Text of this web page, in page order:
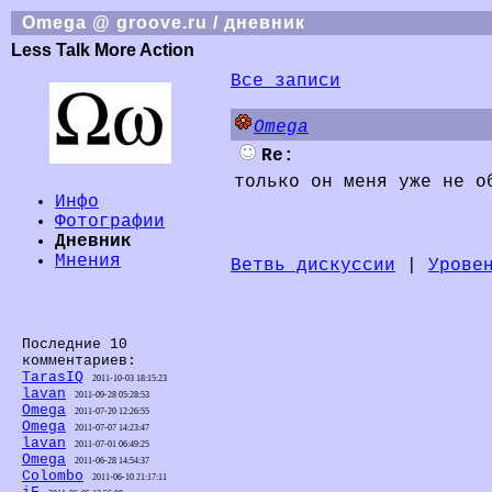
Omega @ groove.ru / дневник
Less Talk More Action
Инфо
Фотографии
Дневник
Мнения
Последние 10
комментариев:
TarasIQ
2011-10-03 18:15:23
lavan 2011-09-28 05:28:53
Omega 2011-07-20 12:26:55
Omega 2011-07-07 14:23:47
lavan 2011-07-01 06:49:25
Omega 2011-06-28 14:54:37
Colombo 2011-06-10 21:17:11
Все записи
Omega
Re:
только он меня уже не
Ветвь дискуссии